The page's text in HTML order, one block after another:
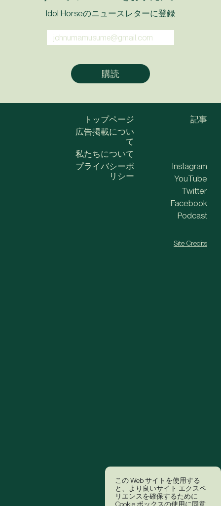
この Web サイトを使用する
と、より良いサイト エクスペ
リエンスを確保するために
Cookie ボックスの使用に同意
Idol Horseのニュースレターに登録
トップページ
広告掲載につい
て
私たちについて
記事
プライバシーポ
リシー
Instagram
YouTube
Twitter
Facebook
Podcast
Site Credits